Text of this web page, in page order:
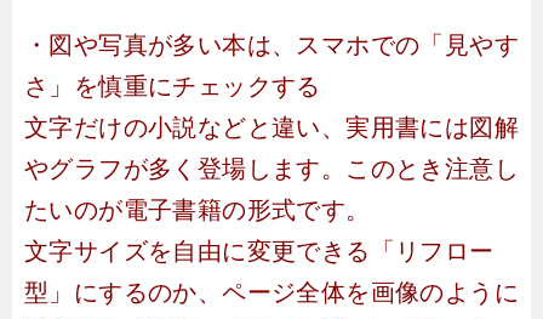
・図や写真が多い本は、スマホでの「見やす
さ」を慎重にチェックする
文字だけの小説などと違い、実用書には図解
やグラフが多く登場します。このとき注意し
たいのが電子書籍の形式です。
文字サイズを自由に変更できる「リフロー
型」にするのか、ページ全体を画像のように